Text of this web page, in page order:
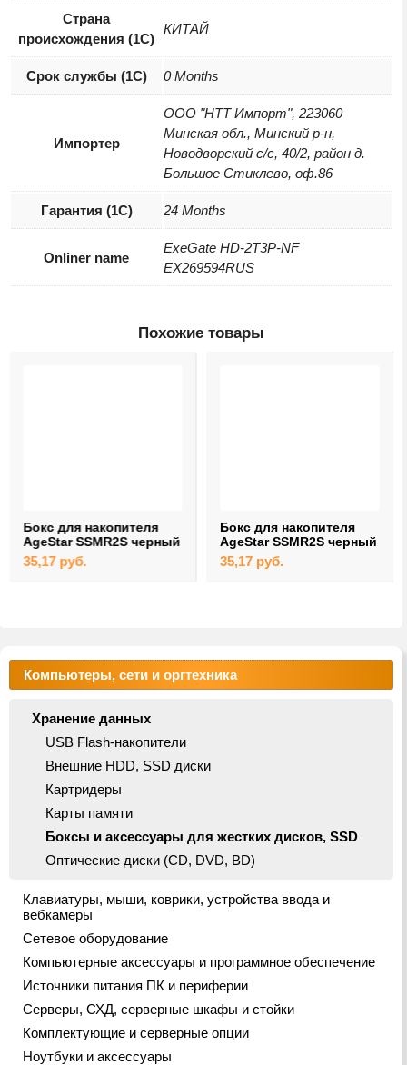
Страна
происхождения (1С)
КИТАЙ
Срок службы (1С) 0 Months
Импортер
ООО "НТТ Импорт", 223060
Минская обл., Минский р-н,
Новодворский с/с, 40/2, район д.
Большое Стиклево, оф.86
Гарантия (1С) 24 Months
Onliner name
ExeGate HD-2T3P-NF
EX269594RUS
Похожие товары
Бокс для накопителя
AgeStar SSMR2S черный
35,17 руб.
Бокс для накопителя
AgeStar SSMR2S черный
35,17 руб.
Компьютеры, сети и оргтехника
Хранение данных
USB Flash-накопители
Внешние HDD, SSD диски
Картридеры
Карты памяти
Боксы и аксессуары для жестких дисков, SSD
Оптические диски (CD, DVD, BD)
Клавиатуры, мыши, коврики, устройства ввода и
вебкамеры
Сетевое оборудование
Компьютерные аксессуары и программное обеспечение
Источники питания ПК и периферии
Серверы, СХД, серверные шкафы и стойки
Комплектующие и серверные опции
Ноутбуки и аксессуары